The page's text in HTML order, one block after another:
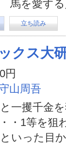
馬を愛す
立ち読み
クス大
円
山周吾
と一攫千金
・1等を狙
いった目